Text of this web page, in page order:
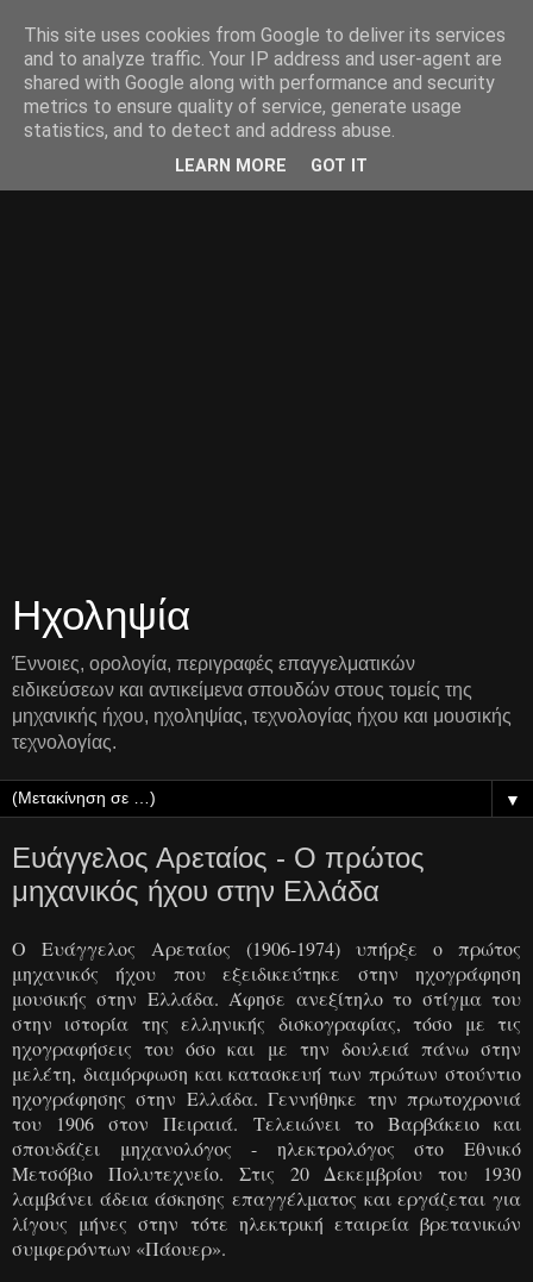
Ηχοληψία
Έννοιες, ορολογία, περιγραφές επαγγελματικών
ειδικεύσεων και αντικείμενα σπουδών στους τομείς της
μηχανικής ήχου, ηχοληψίας, τεχνολογίας ήχου και μουσικής
τεχνολογίας.
▼
Ευάγγελος Αρεταίος - Ο πρώτος
μηχανικός ήχου στην Ελλάδα
Ο Ευάγγελος Αρεταίος (1906-1974) υπήρξε ο πρώτος
μηχανικός ήχου που εξειδικεύτηκε στην ηχογράφηση
μουσικής στην Ελλάδα. Άφησε ανεξίτηλο το στίγμα του
στην ιστορία της ελληνικής δισκογραφίας, τόσο με τις
ηχογραφήσεις του όσο και με την δουλειά πάνω στην
μελέτη, διαμόρφωση και κατασκευή των πρώτων στούντιο
ηχογράφησης στην Ελλάδα. Γεννήθηκε την πρωτοχρονιά
του 1906 στον Πειραιά. Τελειώνει το Βαρβάκειο και
σπουδάζει μηχανολόγος - ηλεκτρολόγος στο Εθνικό
Μετσόβιο Πολυτεχνείο. Στις 20 Δεκεμβρίου του 1930
λαμβάνει άδεια άσκησης επαγγέλματος και εργάζεται για
λίγους μήνες στην τότε ηλεκτρική εταιρεία βρετανικών
συμφερόντων «Πάουερ».
This site uses cookies from Google to deliver its services
and to analyze traffic. Your IP address and user-agent are
shared with Google along with performance and security
metrics to ensure quality of service, generate usage
statistics, and to detect and address abuse.
LEARN MORE GOT IT